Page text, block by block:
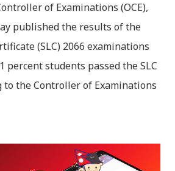
of Examinations (OCE),
published the results of the
(SLC) 2066 examinations
percent students passed the SLC
to the Controller of Examinations
search your ‘symbol number’.
who passed SLC this year. And